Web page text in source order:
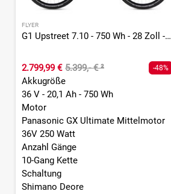
FLYER
G1 Upstreet 7.10 - 750 Wh - 28 Zoll - Tiefeinsteiger
2.799,99 € 5.399,- €² -48%
Akkugröße
36 V - 20,1 Ah - 750 Wh
Motor
Panasonic GX Ultimate Mittelmotor
36V 250 Watt
Anzahl Gänge
10-Gang Kette
Schaltung
Shimano Deore